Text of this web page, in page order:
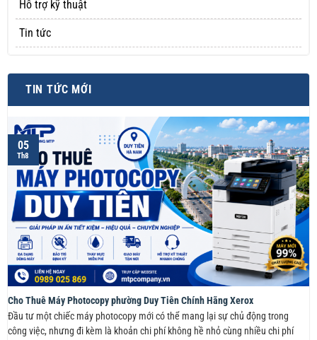
Hỗ trợ kỹ thuật
Tin tức
TIN TỨC MỚI
Cho Thuê Máy Photocopy phường Duy Tiên Chính Hãng Xerox
Đầu tư một chiếc máy photocopy mới có thể mang lại sự chủ động trong
công việc, nhưng đi kèm là khoản chi phí không hề nhỏ cùng nhiều chi phí
05
Th8